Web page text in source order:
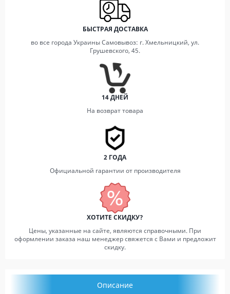
БЫСТРАЯ ДОСТАВКА
во все города Украины Самовывоз: г. Хмельницкий, ул.
Грушевского, 45.
14 ДНЕЙ
На возврат товара
2 ГОДА
Официальной гарантии от производителя
ХОТИТЕ СКИДКУ?
Цены, указанные на сайте, являются справочными. При
оформлении заказа наш менеджер свяжется с Вами и предложит
скидку.
Описание